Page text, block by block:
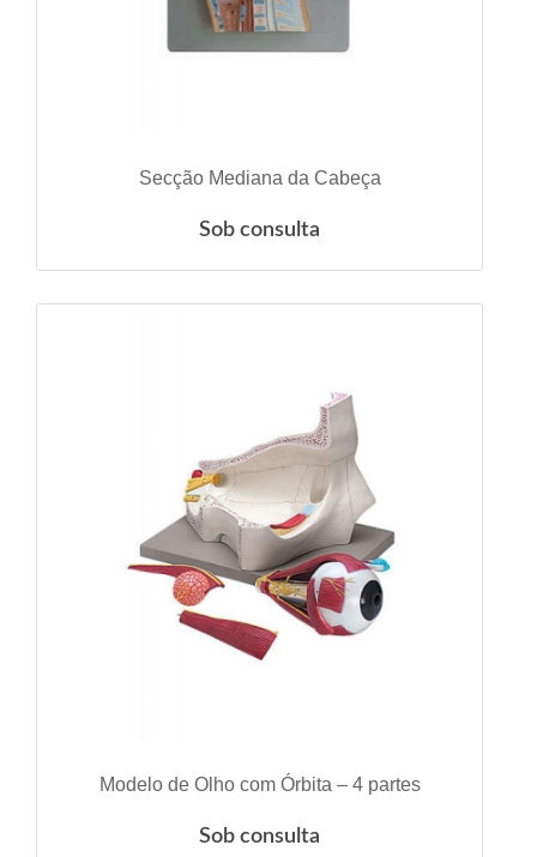
VER DETALHES
Secção Mediana da Cabeça
Sob consulta
VER DETALHES
Modelo de Olho com Órbita – 4 partes
Sob consulta